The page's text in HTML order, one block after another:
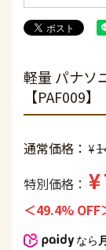
軽量 パナソ
【PAF009】
通常価格 ¥
特別価格
¥
49.4% OFF
なら